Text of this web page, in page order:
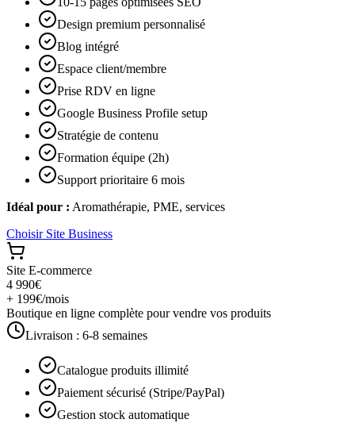
Design premium personnalisé
Blog intégré
Espace client/membre
Prise RDV en ligne
Google Business Profile setup
Stratégie de contenu
Formation équipe (2h)
Support prioritaire 6 mois
Idéal pour : Aromathérapie, PME, services
Choisir Site Business
Site E-commerce
4 990€
+ 199€/mois
Boutique en ligne complète pour vendre vos produits
Livraison : 6-8 semaines
Catalogue produits illimité
Paiement sécurisé (Stripe/PayPal)
Gestion stock automatique